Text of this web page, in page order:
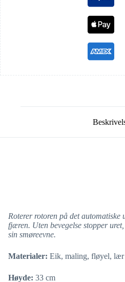
Roterer rotoren på det automatiske
fjæren. Uten bevegelse stopper
sin smøreevne.
Materialer: Eik, maling, fløyel, lær
Høyde: 33 cm